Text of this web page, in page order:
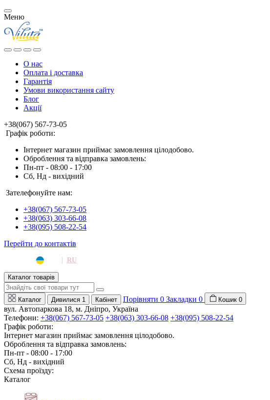
Меню
О нас
Оплата і доставка
Гарантія
Умови використання сайту
Блог
Акції
+38(067) 567-73-05
Графік роботи:
Інтернет магазин приймає замовлення цілодобово.
Оброблення та відправка замовлень:
Пн-пт - 08:00 - 17:00
Сб, Нд - вихідний
Зателефонуйте нам:
+38(067) 567-73-05
+38(063) 303-66-08
+38(095) 508-22-54
Перейти до контактів
| RU
Каталог товарів
Каталог Дивилися 1 Кабінет Порівняти 0 Закладки 0 Кошик 0
вул. Автопаркова 18, м. Дніпро, Україна
Телефони: +38(067) 567-73-05 +38(063) 303-66-08 +38(095) 508-22-54
Графік роботи:
Інтернет магазин приймає замовлення цілодобово.
Оброблення та відправка замовлень:
Пн-пт - 08:00 - 17:00
Сб, Нд - вихідний
Схема проїзду:
Каталог